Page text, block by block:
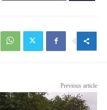
Previous article